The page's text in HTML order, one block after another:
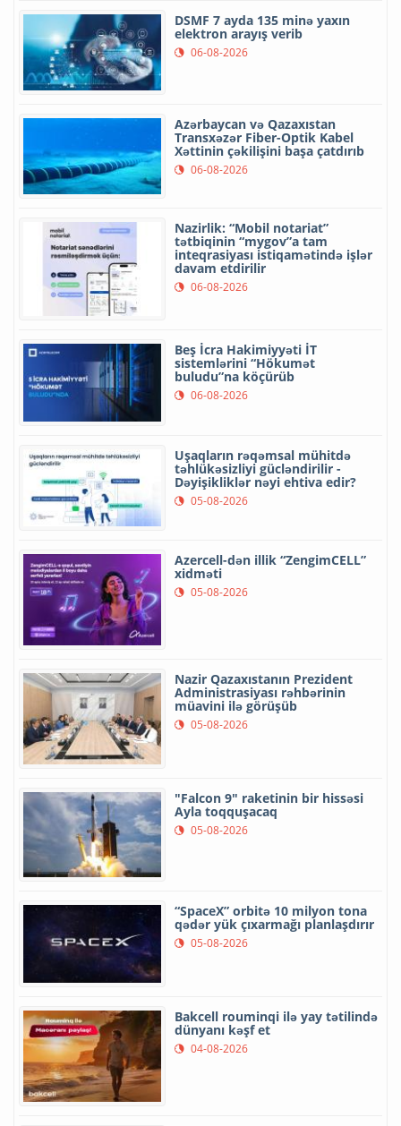
DSMF 7 ayda 135 minə yaxın
elektron arayış verib
06-08-2026
Azərbaycan və Qazaxıstan
Transxəzər Fiber-Optik Kabel
Xəttinin çəkilişini başa çatdırıb
06-08-2026
Nazirlik: “Mobil notariat”
tətbiqinin “mygov”a tam
inteqrasiyası istiqamətində işlər
davam etdirilir
06-08-2026
Beş İcra Hakimiyyəti İT
sistemlərini “Hökumət
buludu”na köçürüb
06-08-2026
Uşaqların rəqəmsal mühitdə
təhlükəsizliyi gücləndirilir -
Dəyişikliklər nəyi ehtiva edir?
05-08-2026
Azercell-dən illik “ZengimCELL”
xidməti
05-08-2026
Nazir Qazaxıstanın Prezident
Administrasiyası rəhbərinin
müavini ilə görüşüb
05-08-2026
"Falcon 9" raketinin bir hissəsi
Ayla toqquşacaq
05-08-2026
“SpaceX” orbitə 10 milyon tona
qədər yük çıxarmağı planlaşdırır
05-08-2026
Bakcell rouminqi ilə yay tətilində
dünyanı kəşf et
04-08-2026